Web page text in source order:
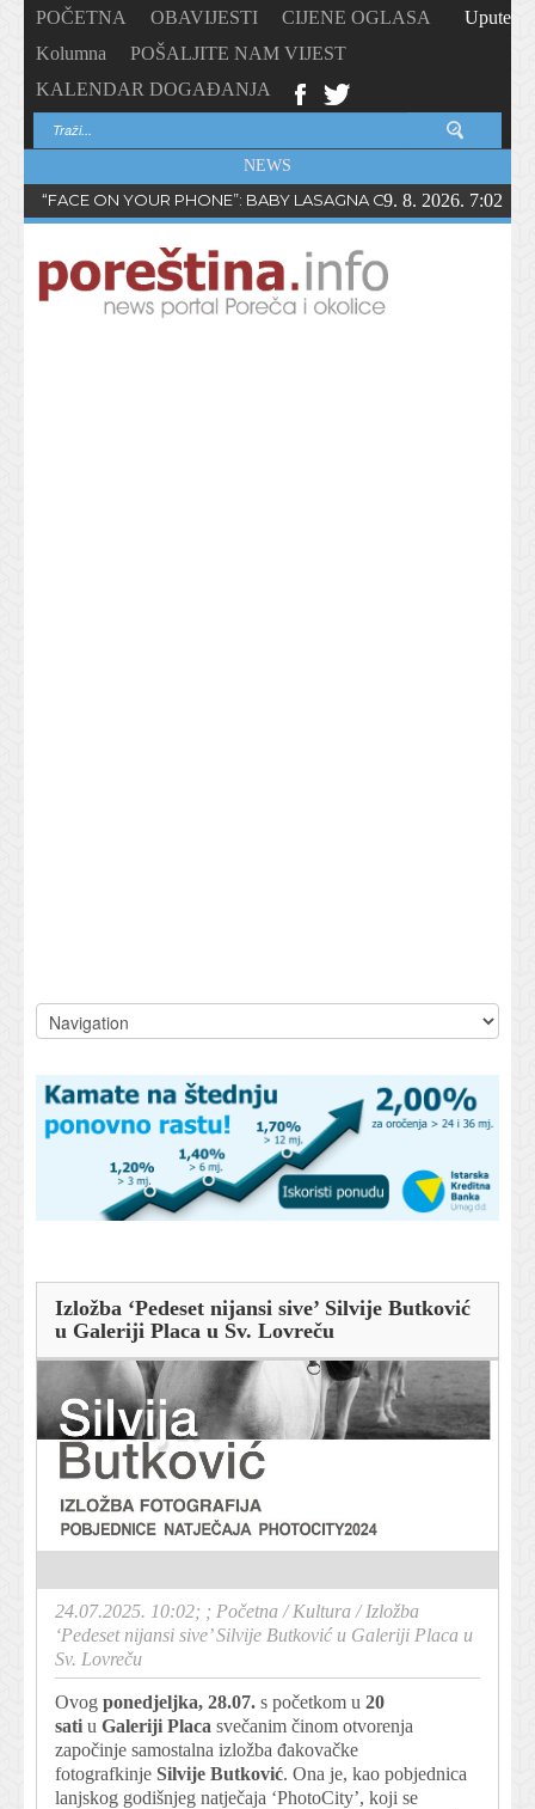
POČETNA OBAVIJESTI
CIJENE OGLASA
Kolumna
POŠALJITE NAM VIJEST
KALENDAR DOGAĐANJA
Upute
NEWS
“FACE ON YOUR PHONE”: BABY LASAGNA OBJAVIO NOVI
9. 8. 2026. 7:02
Izložba ‘Pedeset nijansi sive’ Silvije Butković
u Galeriji Placa u Sv. Lovreču
24.07.2025. 10:02; ; Početna /Kultura /Izložba
‘Pedeset nijansi sive’ Silvije Butković u Galeriji Placa u
Sv. Lovreču
Ovog ponedjeljka, 28.07. s početkom u 20
sati u Galeriji Placa svečanim činom otvorenja
započinje samostalna izložba đakovačke
fotografkinje Silvije Butković. Ona je, kao pobjednica
lanjskog godišnjeg natječaja ‘PhotoCity’, koji se